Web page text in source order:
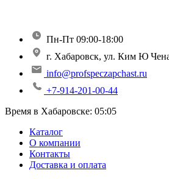
Пн-Пт 09:00-18:00
г. Хабаровск, ул. Ким Ю
info@profspeczapchast.ru
+7-914-201-00-44
Время в Хабаровске: 05:05
Каталог
О компании
Контакты
Доставка и оплата